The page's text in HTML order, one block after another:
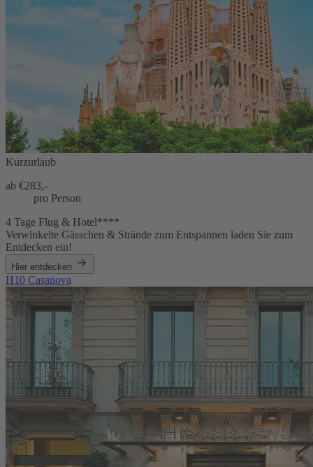
Kurzurlaub
ab €283,-
pro Person
4 Tage Flug & Hotel****
Verwinkelte Gässchen & Strände zum Entspannen laden Sie zum
Entdecken ein!
Hier entdecken
H10 Casanova